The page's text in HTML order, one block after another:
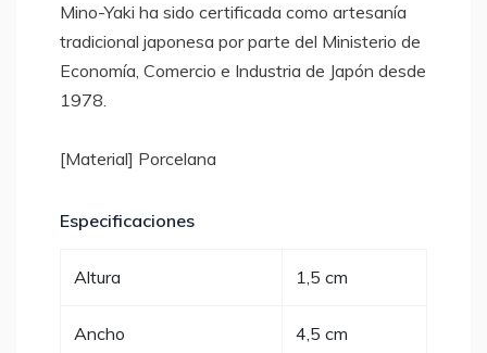
Mino-Yaki ha sido certificada como artesanía
tradicional japonesa por parte del Ministerio de
Economía, Comercio e Industria de Japón desde
1978.
[Material] Porcelana
Especificaciones
Altura 1,5 cm
Ancho 4,5 cm